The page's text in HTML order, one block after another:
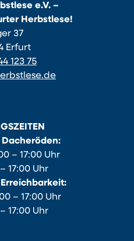
e.V. –
Herbstlese!
37
Erfurt
123 75
Dacheröden:
– 17:00 Uhr
17:00 Uhr
– 17:00 Uhr
17:00 Uhr